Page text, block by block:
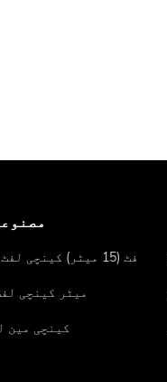
50 فٹ (15 میٹر) کینچی لفٹ
1 میٹر کینچی
کینچی مین